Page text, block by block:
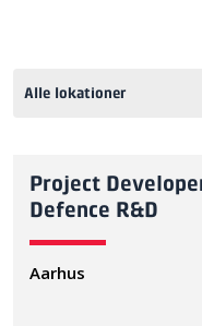
Project
Defence R&D
Aarhus